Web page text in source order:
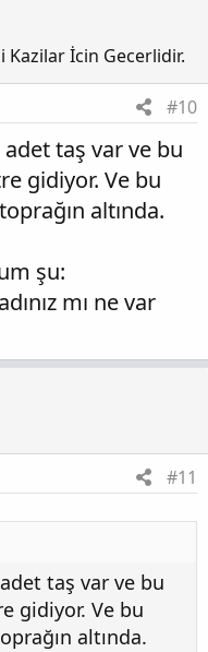
Kazilar İcin Gecerlidir.
#10
adet taş var ve bu
gidiyor. Ve bu
altında.
şu:
mı ne var
#11
taş var ve bu
gidiyor. Ve bu
altında.